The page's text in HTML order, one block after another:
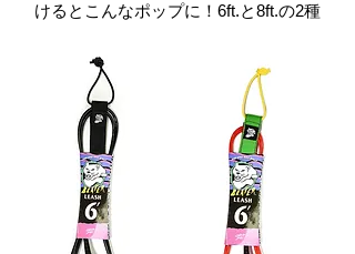
けるとこんなポップに！6ft.と8ft.の2種